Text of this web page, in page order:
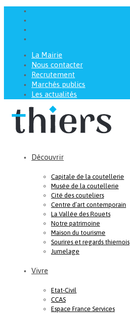
La Mairie
Nous contacter
Recrutement
Marchés publics
Les actualités
Découvrir
Capitale de la coutellerie
Musée de la coutellerie
Cité des couteliers
Centre d’art contemporain
La Vallée des Rouets
Notre patrimoine
Maison du tourisme
Sourires et regards thiernois
Jumelage
Vivre
Etat-Civil
CCAS
Espace France Services